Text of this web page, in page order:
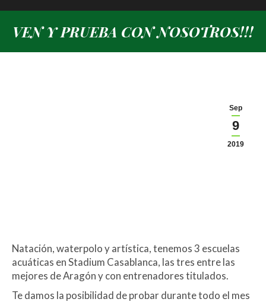
VEN Y PRUEBA CON NOSOTROS!!!
Sep
9
2019
Natación, waterpolo y artística, tenemos 3 escuelas
acuáticas en Stadium Casablanca, las tres entre las
mejores de Aragón y con entrenadores titulados.
Te damos la posibilidad de probar durante todo el mes